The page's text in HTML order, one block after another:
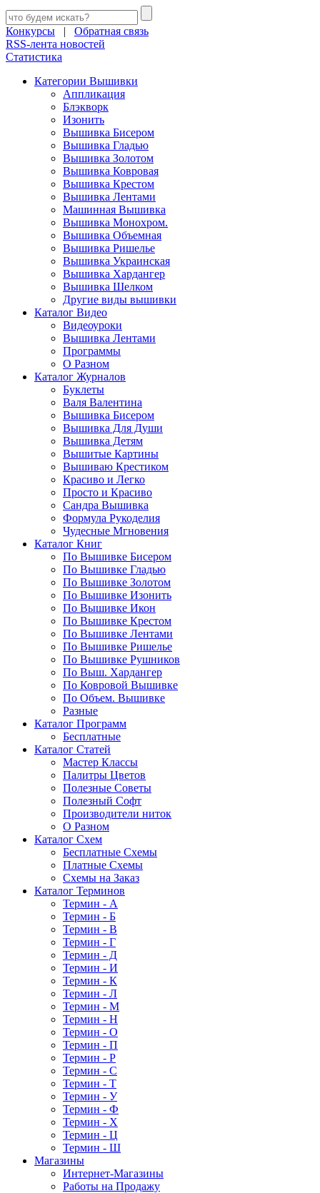
Конкурсы | Обратная связь
RSS-лента новостей
Статистика
Категории Вышивки
Аппликация
Блэкворк
Изонить
Вышивка Бисером
Вышивка Гладью
Вышивка Золотом
Вышивка Ковровая
Вышивка Крестом
Вышивка Лентами
Машинная Вышивка
Вышивка Монохром.
Вышивка Объемная
Вышивка Ришелье
Вышивка Украинская
Вышивка Хардангер
Вышивка Шелком
Другие виды вышивки
Каталог Видео
Видеоуроки
Вышивка Лентами
Программы
О Разном
Каталог Журналов
Буклеты
Валя Валентина
Вышивка Бисером
Вышивка Для Души
Вышивка Детям
Вышитые Картины
Вышиваю Крестиком
Красиво и Легко
Просто и Красиво
Сандра Вышивка
Формула Рукоделия
Чудесные Мгновения
Каталог Книг
По Вышивке Бисером
По Вышивке Гладью
По Вышивке Золотом
По Вышивке Изонить
По Вышивке Икон
По Вышивке Крестом
По Вышивке Лентами
По Вышивке Ришелье
По Вышивке Рушников
По Выш. Хардангер
По Ковровой Вышивке
По Объем. Вышивке
Разные
Каталог Программ
Бесплатные
Каталог Статей
Мастер Классы
Палитры Цветов
Полезные Советы
Полезный Софт
Производители ниток
О Разном
Каталог Схем
Бесплатные Схемы
Платные Схемы
Схемы на Заказ
Каталог Терминов
Термин - А
Термин - Б
Термин - В
Термин - Г
Термин - Д
Термин - И
Термин - К
Термин - Л
Термин - М
Термин - Н
Термин - О
Термин - П
Термин - Р
Термин - С
Термин - Т
Термин - У
Термин - Ф
Термин - Х
Термин - Ц
Термин - Ш
Магазины
Интернет-Магазины
Работы на Продажу